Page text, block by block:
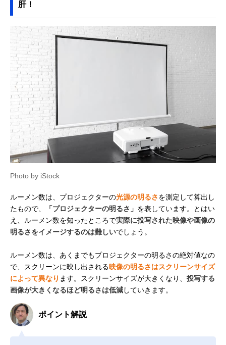
肝！
Photo by iStock
ルーメン数は、プロジェクターの光源の明るさを測定して算出し
たもので、
「プロジェクターの明るさ」 を表しています。とはい
え、ルーメン数を知ったところで実際に投写された映像や画像の
明るさをイメージするのは難しいでしょう。
ルーメン数は、あくまでもプロジェクターの明るさの絶対値なの
で、スクリーンに映し出される映像の明るさはスクリーンサイズ
によって異なり ます。スクリーンサイズが大きくなり、 投写する
画像が大きくなるほど明るさは低減していきます。
ポイント解説